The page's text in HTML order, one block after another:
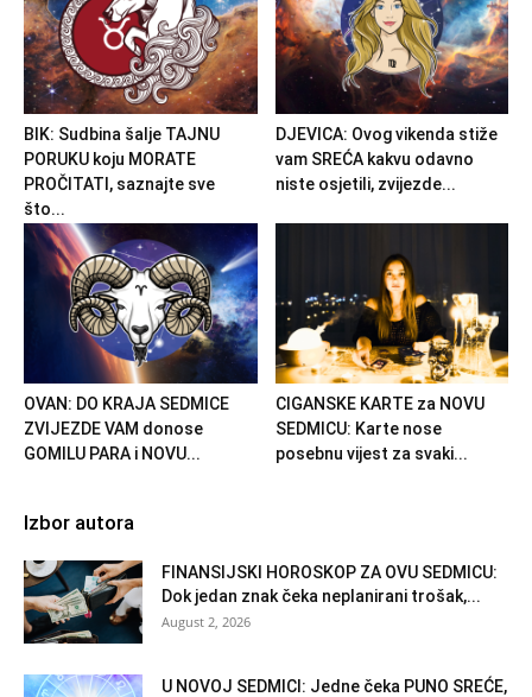
BIK: Sudbina šalje TAJNU
PORUKU koju MORATE
PROČITATI, saznajte sve
što...
DJEVICA: Ovog vikenda stiže
vam SREĆA kakvu odavno
niste osjetili, zvijezde...
OVAN: DO KRAJA SEDMICE
ZVIJEZDE VAM donose
GOMILU PARA i NOVU...
CIGANSKE KARTE za NOVU
SEDMICU: Karte nose
posebnu vijest za svaki...
Izbor autora
FINANSIJSKI HOROSKOP ZA OVU SEDMICU:
Dok jedan znak čeka neplanirani trošak,...
August 2, 2026
U NOVOJ SEDMICI: Jedne čeka PUNO SREĆE,